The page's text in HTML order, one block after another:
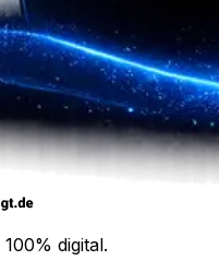
100% digital.